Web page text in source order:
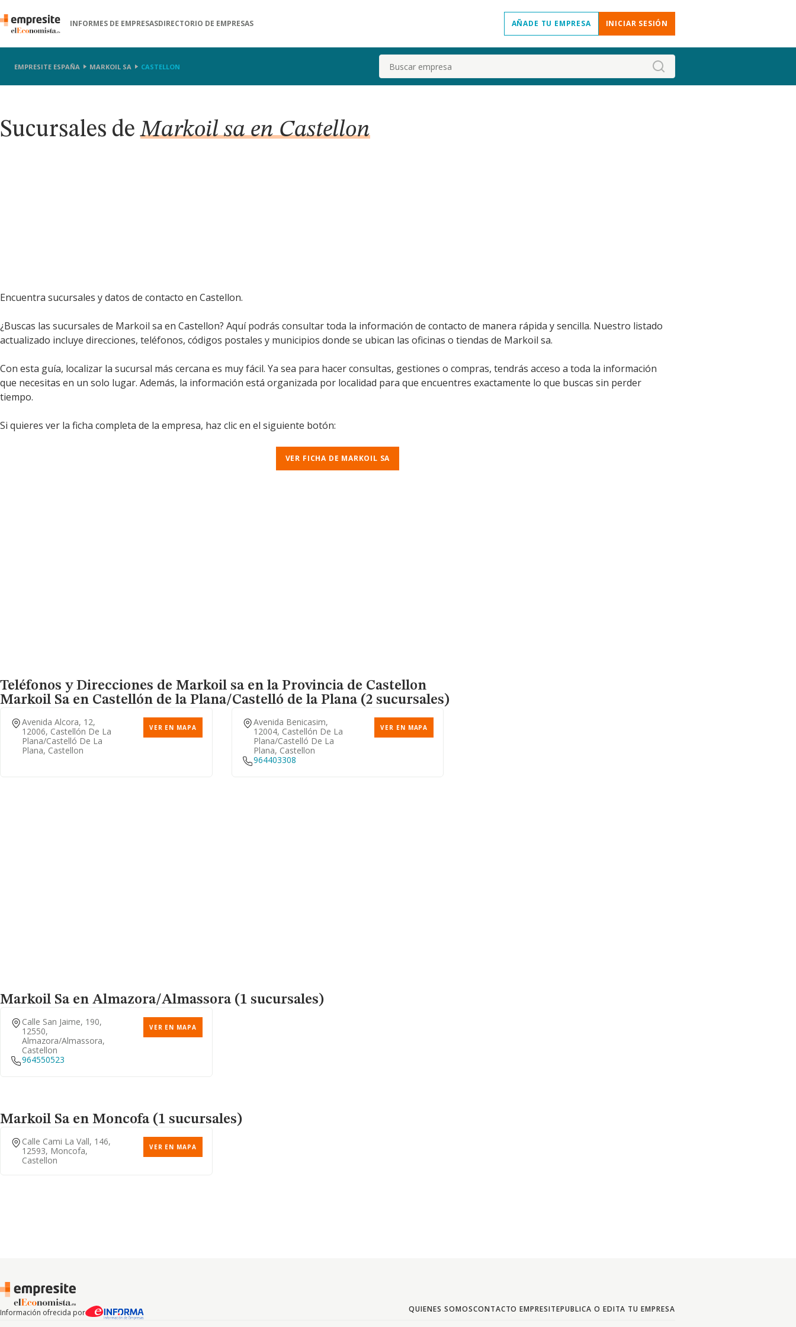
INFORMES DE EMPRESASDIRECTORIO DE EMPRESAS AÑADE TU EMPRESA INICIAR SESIÓN
EMPRESITE ESPAÑA MARKOIL SA CASTELLON Buscar
Sucursales deMarkoil sa en Castellon
Encuentra sucursales y datos de contacto en Castellon.
¿Buscas las sucursales de Markoil sa en Castellon? Aquí podrás consultar toda la información de contacto de manera rápida y sencilla. Nuestro listado
actualizado incluye direcciones, teléfonos, códigos postales y municipios donde se ubican las oficinas o tiendas de Markoil sa.
Con esta guía, localizar la sucursal más cercana es muy fácil. Ya sea para hacer consultas, gestiones o compras, tendrás acceso a toda la información
que necesitas en un solo lugar. Además, la información está organizada por localidad para que encuentres exactamente lo que buscas sin perder
tiempo.
Si quieres ver la ficha completa de la empresa, haz clic en el siguiente botón:
VER FICHA DE MARKOIL SA
Teléfonos y Direcciones de Markoil sa en la Provincia de Castellon
Markoil Saen Castellón de la Plana/Castelló de la Plana (2 sucursales)
Avenida Alcora, 12,
12006, Castellón De La
Plana/castelló De La
Plana, Castellon
VER EN MAPA
Avenida Benicasim,
12004, Castellón De La
Plana/castelló De La
Plana, Castellon
VER EN MAPA
964403308
Markoil Saen Almazora/Almassora (1 sucursales)
Calle San Jaime, 190,
12550,
Almazora/almassora,
Castellon
VER EN MAPA
964550523
Markoil Saen Moncofa (1 sucursales)
Calle Cami La Vall, 146,
12593, Moncofa,
Castellon
VER EN MAPA
Información ofrecida por QUIENES SOMOSCONTACTO EMPRESITEPUBLICA O EDITA TU EMPRESA